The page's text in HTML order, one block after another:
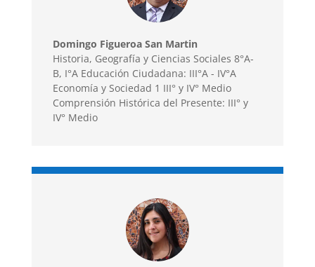
Domingo Figueroa San Martin
Historia, Geografía y Ciencias Sociales 8°A-
B, I°A Educación Ciudadana: III°A - IV°A
Economía y Sociedad 1 III° y IV° Medio
Comprensión Histórica del Presente: III° y
IV° Medio